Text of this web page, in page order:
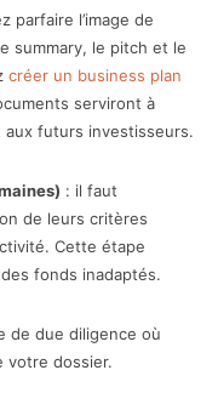
parfaire l’image de
summary, le pitch et le
créer un business plan
serviront à
aux futurs investisseurs.
: il faut
de leurs critères
Cette étape
fonds inadaptés.
de due diligence où
votre dossier.